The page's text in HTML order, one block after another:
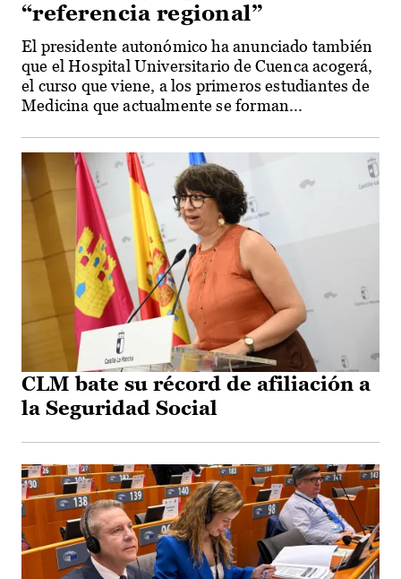
“referencia regional”
El presidente autonómico ha anunciado también
que el Hospital Universitario de Cuenca acogerá,
el curso que viene, a los primeros estudiantes de
Medicina que actualmente se forman...
CLM bate su récord de afiliación a
la Seguridad Social